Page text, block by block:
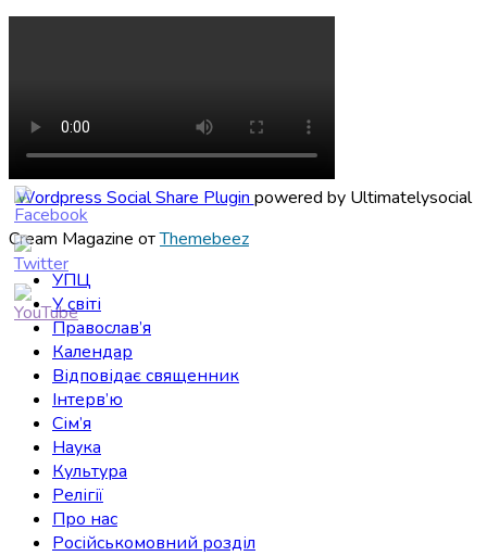
Wordpress Social Share Plugin powered by Ultimatelysocial
Cream Magazine отThemebeez
УПЦ
У світі
Православ’я
Календар
Відповідає священник
Інтерв’ю
Сім’я
Наука
Культура
Релігії
Про нас
Російськомовний розділ